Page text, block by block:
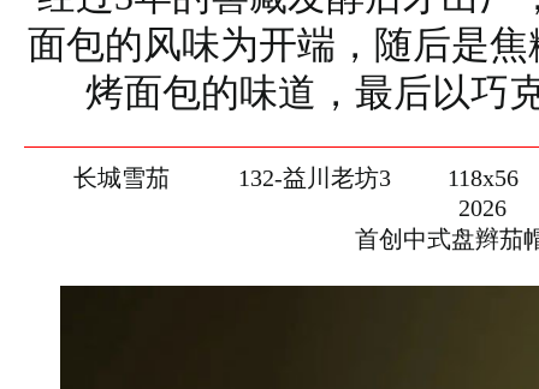
面包的风味为开端，随后是
烤面包的味道，最后以巧
长城雪茄 132-益川老坊3
118x56
2026
首创中式盘辫茄